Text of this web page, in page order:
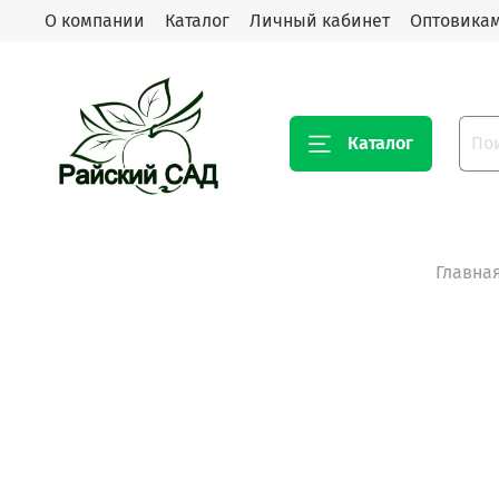
О компании Каталог Личный кабинет
Каталог